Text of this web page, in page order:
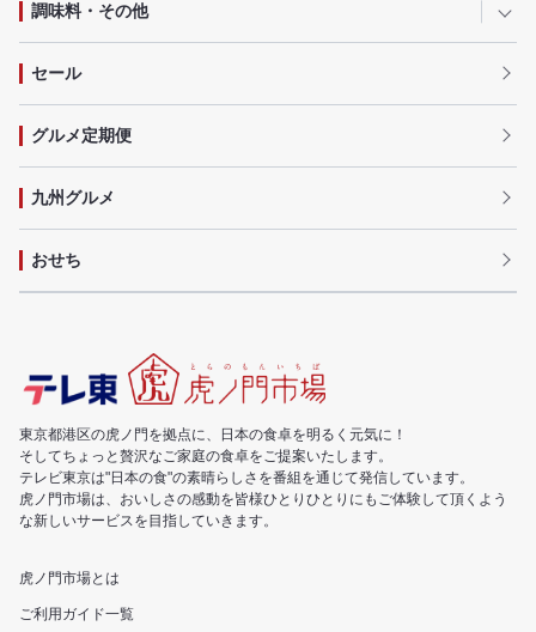
調味料・その他
セール
グルメ定期便
九州グルメ
おせち
東京都港区の虎ノ門を拠点に、日本の食卓を明るく元気に！
そしてちょっと贅沢なご家庭の食卓をご提案いたします。
テレビ東京は"日本の食"の素晴らしさを番組を通じて発信しています。
虎ノ門市場は、おいしさの感動を皆様ひとりひとりにもご体験して頂くよう
な新しいサービスを目指していきます。
虎ノ門市場とは
ご利用ガイド一覧